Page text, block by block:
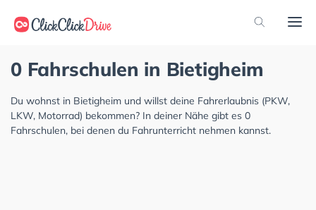
0 Fahrschulen in Bietigheim
Du wohnst in Bietigheim und willst deine Fahrerlaubnis (PKW,
LKW, Motorrad) bekommen? In deiner Nähe gibt es 0
Fahrschulen, bei denen du Fahrunterricht nehmen kannst.